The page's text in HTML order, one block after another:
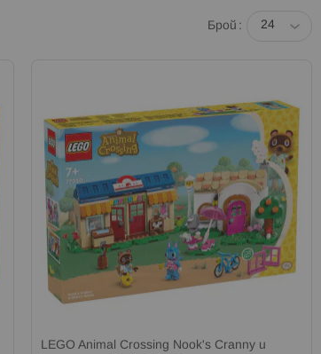
Брой
LEGO Animal Crossing Nook's Cranny и